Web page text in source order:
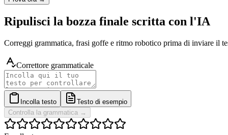
Ripulisci la bozza finale scritta con l'IA
Correggi grammatica, frasi goffe e ritmo robotico prima di inviare il
Correttore grammaticale
Incolla testo
Testo di esempio
Controlla la grammatica →